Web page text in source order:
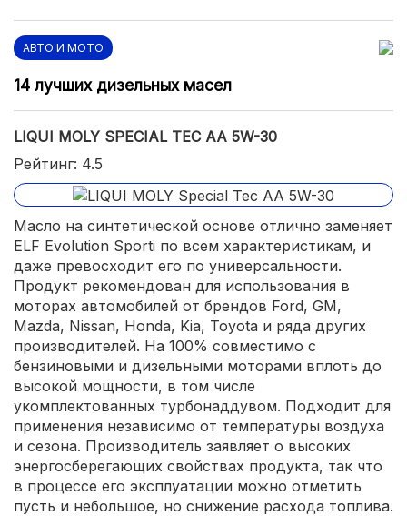
АВТО И МОТО
14 лучших дизельных масел
LIQUI MOLY SPECIAL TEC AA 5W-30
Рейтинг: 4.5
Масло на синтетической основе отлично заменяет
ELF Evolution Sporti по всем характеристикам, и
даже превосходит его по универсальности.
Продукт рекомендован для использования в
моторах автомобилей от брендов Ford, GM,
Mazda, Nissan, Honda, Kia, Toyota и ряда других
производителей. На 100% совместимо с
бензиновыми и дизельными моторами вплоть до
высокой мощности, в том числе
укомплектованных турбонаддувом. Подходит для
применения независимо от температуры воздуха
и сезона. Производитель заявляет о высоких
энергосберегающих свойствах продукта, так что
в процессе его эксплуатации можно отметить
пусть и небольшое, но снижение расхода топлива.